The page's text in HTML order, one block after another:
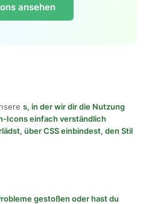
ansehen
s, in der wir dir die Nutzung
Icons einfach verständlich
über CSS einbindest, den Stil
gestoßen oder hast du